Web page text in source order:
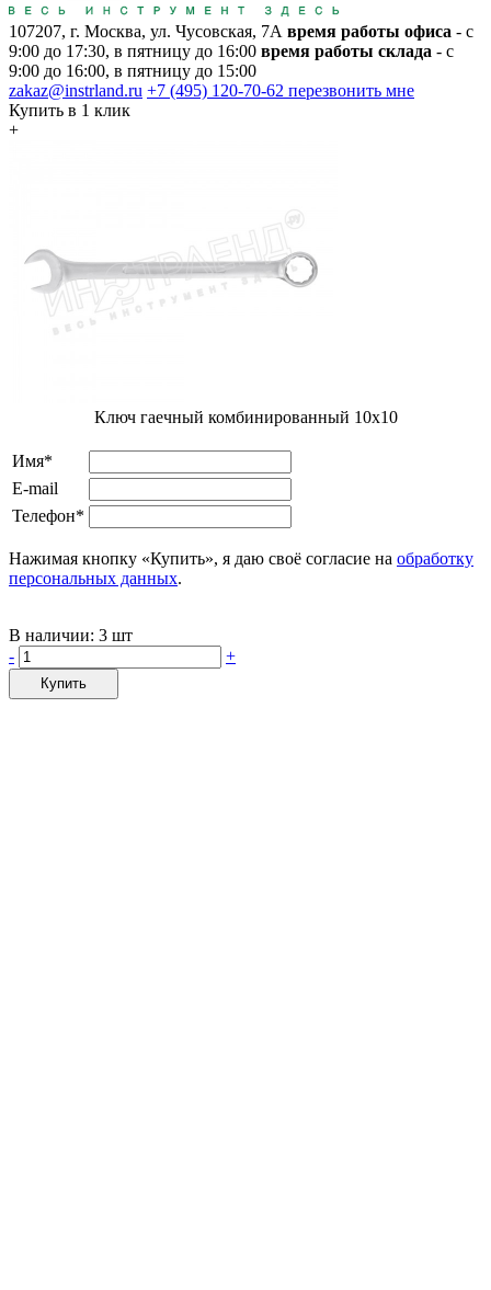
107207, г. Москва, ул. Чусовская, 7А время работы офиса - с
9:00 до 17:30, в пятницу до 16:00 время работы склада - с
9:00 до 16:00, в пятницу до 15:00
zakaz@instrland.ru +7 (495) 120-70-62 перезвонить мне
Купить в 1 клик
+
Ключ гаечный комбинированный 10х10
Имя*
E-mail
Телефон*
Нажимая кнопку «Купить», я даю своё согласие на обработку
персональных данных.
В наличии: 3 шт
-
+
Купить